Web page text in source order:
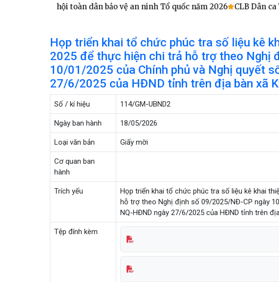
chức Ngày hội toàn dân bảo vệ an ninh Tổ quốc năm 2026 CLB Dân ca
Họp triển khai tổ chức phúc tra số liệu kê
2025 để thực hiện chi trả hỗ trợ theo Nghị
10/01/2025 của Chính phủ và Nghị quyết
27/6/2025 của HĐND tỉnh trên địa bàn xã
Số / kí hiệu 114/GM-UBND2
Ngày ban hành 18/05/2026
Loại văn bản Giấy mời
Cơ quan ban
hành
Trích yếu
Họp triển khai tổ chức phúc tra số liệu kê khai
hỗ trợ theo Nghị định số 09/2025/NĐ-CP ngày
NQ-HĐND ngày 27/6/2025 của HĐND tỉnh trên
Tệp đính kèm